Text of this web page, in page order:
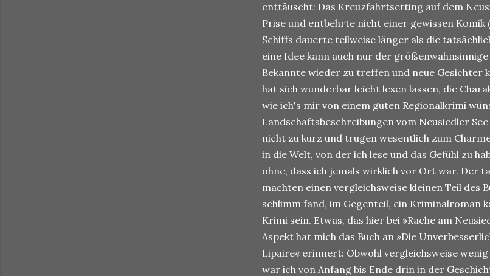
enttäuscht: Das Kreuzfahrtsetting auf dem
Prise und entbehrte nicht einer gewissen Komik
Schiffs dauerte teilweise länger als die
eine Idee kann auch nur der
Bekannte wieder zu treffen und neue Gesichter
hat sich wunderbar leicht lesen lassen, die
wie ich's mir von einem guten Regionalkrimi
Landschaftsbeschreibungen vom Neusiedler
nicht zu kurz und trugen wesentlich zum
in die Welt, von der ich lese und das Gefühl zu
ohne, dass ich jemals wirklich vor Ort war. Der
machten einen vergleichsweise kleinen Teil des
schlimm fand, im Gegenteil, ein Kriminalroman
Krimi sein. Etwas, das hier bei »Rache am
Aspekt hat mich das Buch an »Die
Lipaire« erinnert: Obwohl vergleichsweise
war ich von Anfang bis Ende drin in der